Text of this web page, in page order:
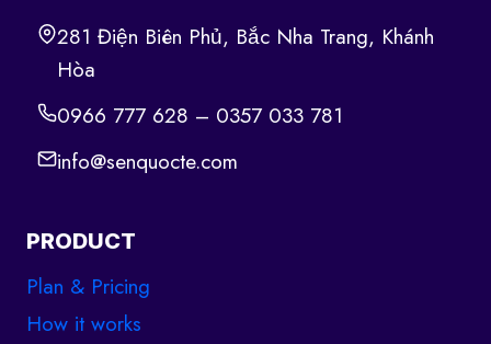
281 Điện Biên Phủ, Bắc Nha Trang, Khánh
Hòa
0966 777 628 – 0357 033 781
info@senquocte.com
PRODUCT
Plan & Pricing
How it works